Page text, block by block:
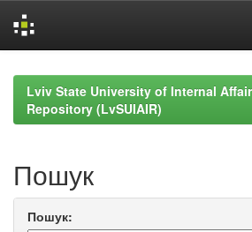
navigationLviv State University of Internal
Repository (LvSUIAIR)
Пошук
Пошук: